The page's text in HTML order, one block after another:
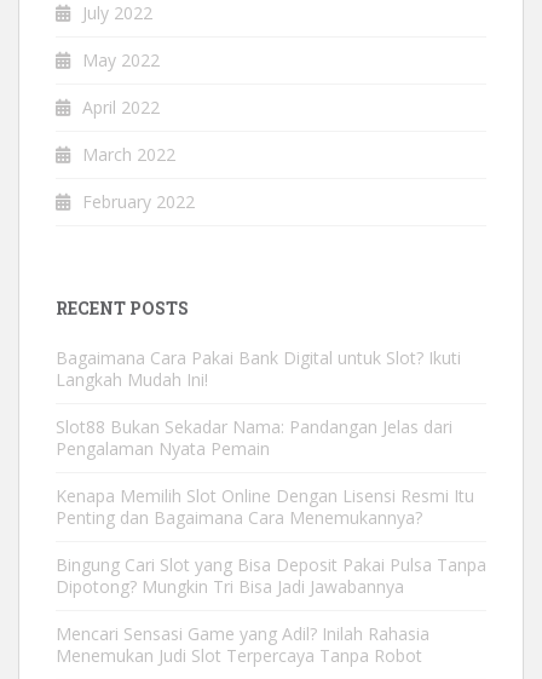
July 2022
May 2022
April 2022
March 2022
February 2022
RECENT POSTS
Bagaimana Cara Pakai Bank Digital untuk Slot? Ikuti
Langkah Mudah Ini!
Slot88 Bukan Sekadar Nama: Pandangan Jelas dari
Pengalaman Nyata Pemain
Kenapa Memilih Slot Online Dengan Lisensi Resmi Itu
Penting dan Bagaimana Cara Menemukannya?
Bingung Cari Slot yang Bisa Deposit Pakai Pulsa Tanpa
Dipotong? Mungkin Tri Bisa Jadi Jawabannya
Mencari Sensasi Game yang Adil? Inilah Rahasia
Menemukan Judi Slot Terpercaya Tanpa Robot